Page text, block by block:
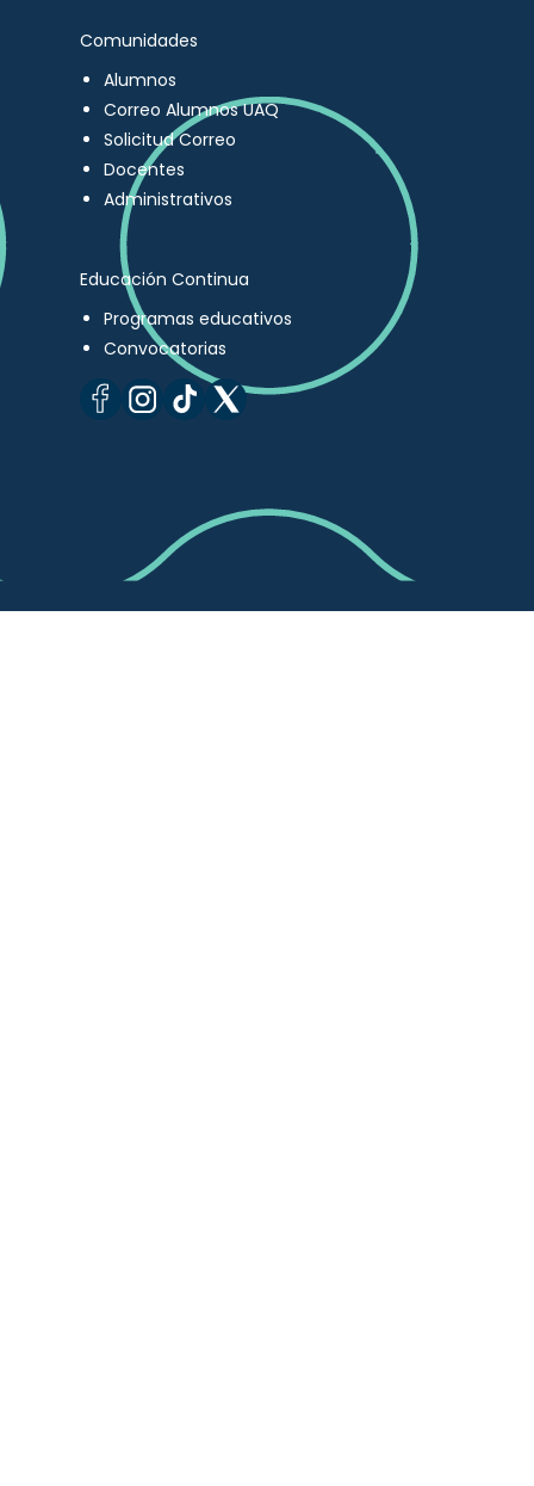
Comunidades
Alumnos
Correo Alumnos UAQ
Solicitud Correo
Docentes
Administrativos
Educación Continua
Programas educativos
Convocatorias